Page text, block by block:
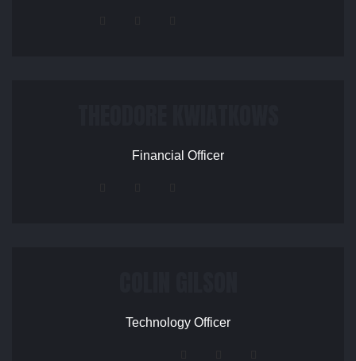
Financial Officer
Technology Officer